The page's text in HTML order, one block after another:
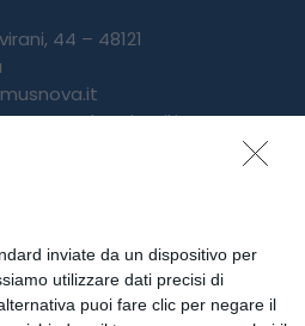
inviate da un dispositivo per
utilizzare dati precisi di
puoi fare clic per negare il
44 – 48121